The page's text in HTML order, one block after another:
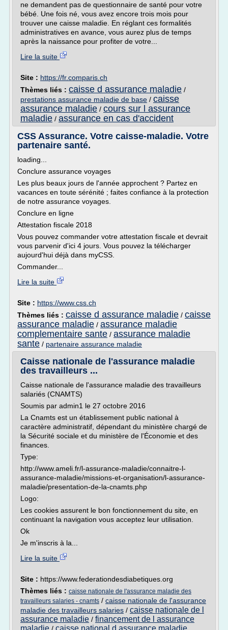
ne demandent pas de questionnaire de santé pour votre
bébé. Une fois né, vous avez encore trois mois pour
trouver une caisse maladie. En réglant ces formalités
administratives en avance, vous aurez plus de temps
après la naissance pour profiter de votre...
Lire la suite
Site : https://fr.comparis.ch
Thèmes liés : caisse d assurance maladie /
prestations assurance maladie de base / caisse
assurance maladie / cours sur l assurance
maladie / assurance en cas d'accident
CSS Assurance. Votre caisse-maladie. Votre
partenaire santé.
loading...
Conclure assurance voyages
Les plus beaux jours de l'année approchent ? Partez en
vacances en toute sérénité ; faites confiance à la protection
de notre assurance voyages.
Conclure en ligne
Attestation fiscale 2018
Vous pouvez commander votre attestation fiscale et devrait
vous parvenir d'ici 4 jours. Vous pouvez la télécharger
aujourd'hui déjà dans myCSS.
Commander...
Lire la suite
Site : https://www.css.ch
Thèmes liés : caisse d assurance maladie / caisse
assurance maladie / assurance maladie
complementaire sante / assurance maladie
sante / partenaire assurance maladie
Caisse nationale de l'assurance maladie
des travailleurs ...
Caisse nationale de l'assurance maladie des travailleurs
salariés (CNAMTS)
Soumis par admin1 le 27 octobre 2016
La Cnamts est un établissement public national à
caractère administratif, dépendant du ministère chargé de
la Sécurité sociale et du ministère de l'Économie et des
finances.
Type:
http://www.ameli.fr/l-assurance-maladie/connaitre-l-
assurance-maladie/missions-et-organisation/l-assurance-
maladie/presentation-de-la-cnamts.php
Logo:
Les cookies assurent le bon fonctionnement du site, en
continuant la navigation vous acceptez leur utilisation.
Ok
Je m'inscris à la...
Lire la suite
Site : https://www.federationdesdiabetiques.org
Thèmes liés : caisse nationale de l'assurance maladie des
travailleurs salaries - cnamts / caisse nationale de l'assurance
maladie des travailleurs salaries / caisse nationale de l
assurance maladie / financement de l assurance
maladie
caisse national d assurance maladie